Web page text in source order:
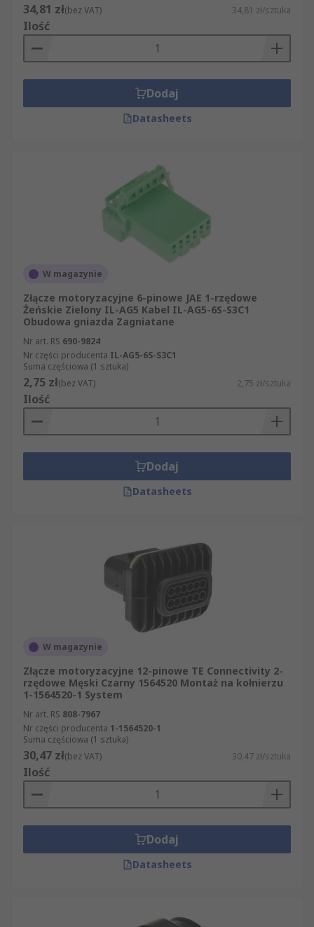
34,81 zł(bez VAT) 34,81 zł/sztuka
Ilość
Dodaj
Datasheets
W magazynie
Złącze motoryzacyjne 6-pinowe JAE 1-rzędowe
Żeńskie Zielony IL-AG5 Kabel IL-AG5-6S-S3C1
Obudowa gniazda Zagniatane
Nr art. RS 690-9824
Nr części producenta IL-AG5-6S-S3C1
Suma częściowa (1 sztuka)
2,75 zł(bez VAT) 2,75 zł/sztuka
Ilość
Dodaj
Datasheets
W magazynie
Złącze motoryzacyjne 12-pinowe TE Connectivity 2-
rzędowe Męski Czarny 1564520 Montaż na kołnierzu
1-1564520-1 System
Nr art. RS 808-7967
Nr części producenta 1-1564520-1
Suma częściowa (1 sztuka)
30,47 zł(bez VAT) 30,47 zł/sztuka
Ilość
Dodaj
Datasheets